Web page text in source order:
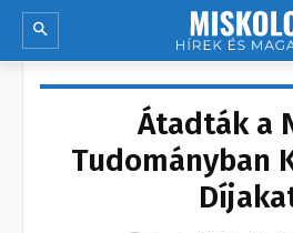
Átadták a
Tudományban